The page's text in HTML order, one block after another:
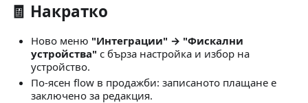
🧾 Накратко
Ново меню "Интеграции" → "Фискални
устройства" с бърза настройка и избор на
устройство.
По-ясен flow в продажби: записаното плащане е
заключено за редакция.